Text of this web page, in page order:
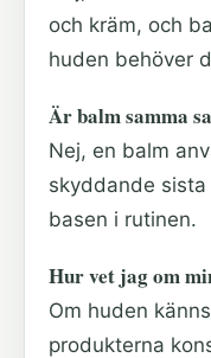
och kräm, och
huden behöver
Är balm samma
Nej, en balm
skyddande
basen i rutinen.
Hur vet jag om
Om huden
produkterna